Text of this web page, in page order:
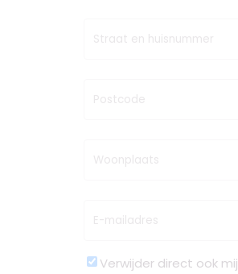
Straat en huisnummer
Postcode
Woonplaats
E-mailadres
Verwijder direct ook